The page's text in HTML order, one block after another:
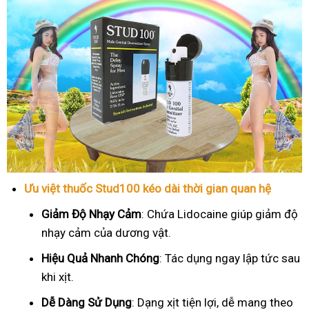
Ưu việt thuốc Stud100 kéo dài thời gian quan hệ
Giảm Độ Nhạy Cảm: Chứa Lidocaine giúp giảm độ
nhạy cảm của dương vật.
Hiệu Quả Nhanh Chóng: Tác dụng ngay lập tức sau
khi xịt.
Dễ Dàng Sử Dụng: Dạng xịt tiện lợi, dễ mang theo